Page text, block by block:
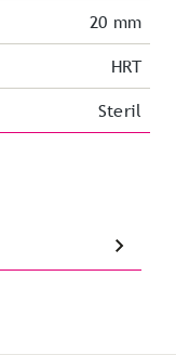
20 mm
HRT
Steril